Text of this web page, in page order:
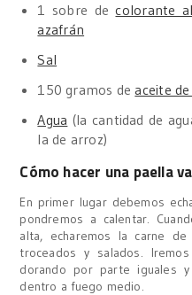
1 sobre decolorante
azafrán
Sal
150 gramos deaceite
Agua (la cantidad de
la de arroz)
Cómo hacer una paella
En primer lugar debemos
pondremos a calentar.
alta, echaremos la carne
troceados y salados.
dorando por parte iguales
dentro a fuego medio.